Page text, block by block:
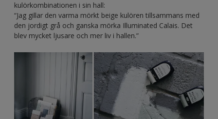
kulörkombinationen i sin hall:
“Jag gillar den varma mörkt beige kulören tillsammans med
den jordigt grå och ganska mörka Illuminated Calais. Det
blev mycket ljusare och mer liv i hallen.”